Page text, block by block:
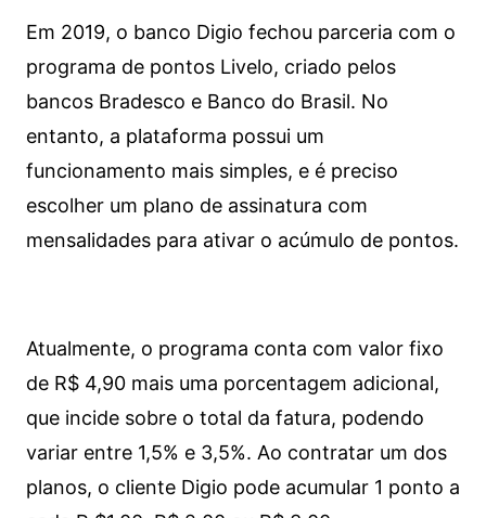
Em 2019, o banco Digio fechou parceria com o
programa de pontos Livelo, criado pelos
bancos Bradesco e Banco do Brasil. No
entanto, a plataforma possui um
funcionamento mais simples, e é preciso
escolher um plano de assinatura com
mensalidades para ativar o acúmulo de pontos.
Atualmente, o programa conta com valor fixo
de R$ 4,90 mais uma porcentagem adicional,
que incide sobre o total da fatura, podendo
variar entre 1,5% e 3,5%. Ao contratar um dos
planos, o cliente Digio pode acumular 1 ponto a